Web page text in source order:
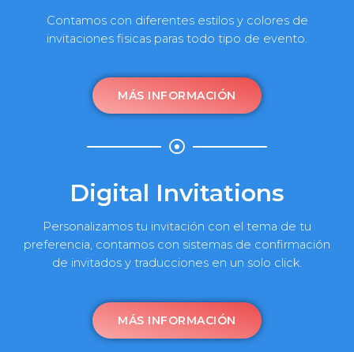
Contamos con diferentes estilos y colores de
invitaciones fisicas paras todo tipo de evento.
MÁS INFORMACIÓN
Digital Invitations
Personalizamos tu invitación con el tema de tu
preferencia, contamos con sistemas de confirmación
de invitados y traducciones en un solo click.
MÁS INFORMACIÓN